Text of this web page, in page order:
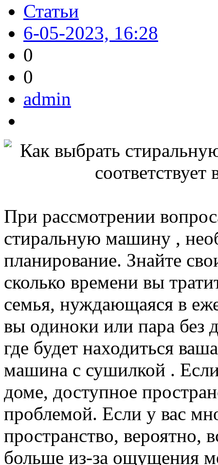
Статьи
6-05-2023, 16:28
0
0
admin
При рассмотрении
стиральную машину ,
планирование. Знайте
сколько времени вы
семья, нуждающаяся в
вы одиноки или пара без
где будет находиться
машина с сушилкой .
доме, доступное
проблемой. Если у вас
пространство, вероятно,
больше из-за ощущения